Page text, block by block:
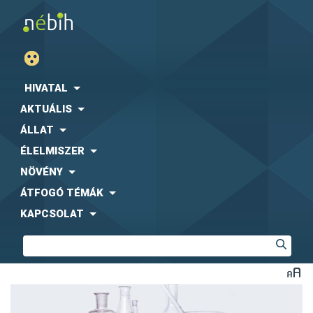
HIVATAL
AKTUÁLIS
ÁLLAT
ÉLELMISZER
NÖVÉNY
ÁTFOGÓ TÉMÁK
KAPCSOLAT